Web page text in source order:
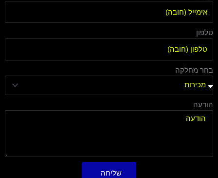
טלפון
בחר מחלקה
הודעה
שליחה